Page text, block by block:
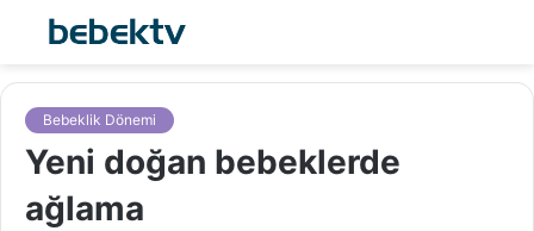
Bebeklik Dönemi
Yeni doğan bebeklerde
ağlama